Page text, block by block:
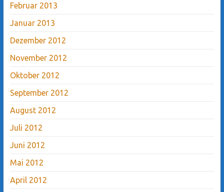
Februar 2013
Januar 2013
Dezember 2012
November 2012
Oktober 2012
September 2012
August 2012
Juli 2012
Juni 2012
Mai 2012
April 2012